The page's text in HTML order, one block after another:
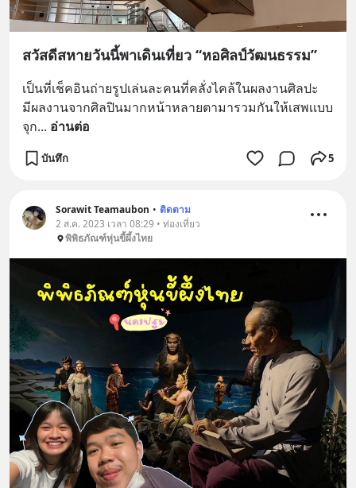
สวัสดีสหายวันนี้พาเดินเที่ยว “หอศิลป์วัฒนธรรม”
เป็นที่เช็คอินถ่ายรูปเล่นละคนที่คลั่งไคล้ในผลงานศิลปะ
มีผลงานจากศิลปินมากหน้าหลายตามารวมกันให้เสพเเบบ
จุก... อ่านต่อ
บันทึก 5
Sorawit Teamaubon • ติดตาม
2 ส.ค. 2023 เวลา 08:29 • ท่องเที่ยว
พิพิธภัณฑ์หุ่นขี้ผึ้งไทย